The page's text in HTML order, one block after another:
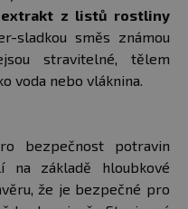
z listů rostliny
sladkou směs známou
stravitelné, tělem
voda nebo vláknina.
bezpečnost potravin
na základě hloubkové
že je bezpečné pro